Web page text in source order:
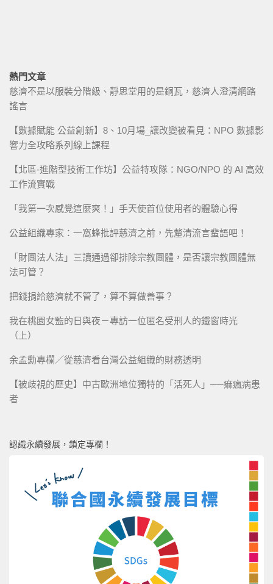
熱門文章
慈濟不是以服裝分階級、靜思堂用的是銅瓦，慈濟人澄清網路
謠言
【數據賦能 公益創新】8、10月場_讓改變被看見：NPO 數據影
響力全攻略系列線上課程
【北區-進階型技術工作坊】公益特攻隊：NGO/NPO 的 AI 高效
工作流實戰
「我第一次感覺這麼爽！」手天使首位使用者的體驗心得
公益組織專家：一窩蜂批評慈濟之前，先釐清流言蜚語吧！
「財團法人法」三讀通過卻排除宗教團體，是否讓宗教團體無
法可管？
把錢捐給慈濟就不管了，算不算做善事？
我在桃園女監的日與夜－專訪一位匿名受刑人的鐵窗時光
（上）
余孟勳專欄／從慈濟看台灣公益組織的財務透明
【被歧視的歷史】中古歐洲地位獨特的「活死人」──痲瘋病患
者
認識永續發展，鎖定專欄！